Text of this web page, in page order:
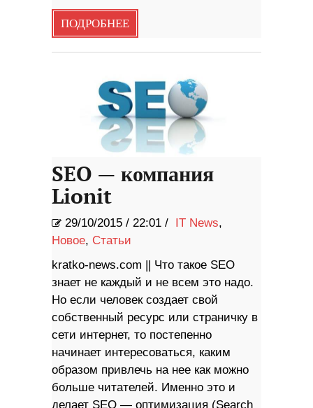
ПОДРОБНЕЕ
SEO — компания
Lionit
29/10/2015 / 22:01 / IT News,
Новое, Статьи
kratko-news.com || Что такое SEO
знает не каждый и не всем это надо.
Но если человек создает свой
собственный ресурс или страничку в
сети интернет, то постепенно
начинает интересоваться, каким
образом привлечь на нее как можно
больше читателей. Именно это и
делает SEO — оптимизация (Search